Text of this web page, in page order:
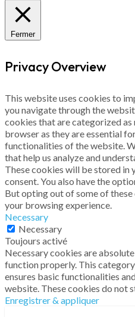
Fermer
Privacy Overview
This website uses cookies to
you navigate through the
cookies that are categorized as
browser as they are essential
functionalities of the website.
that help us analyze and
These cookies will be stored
consent. You also have the
But opting out of some of
your browsing experience.
Necessary
Necessary
Toujours activé
Necessary cookies are
function properly. This
ensures basic functionalities
website. These cookies do not
Enregistrer & appliquer